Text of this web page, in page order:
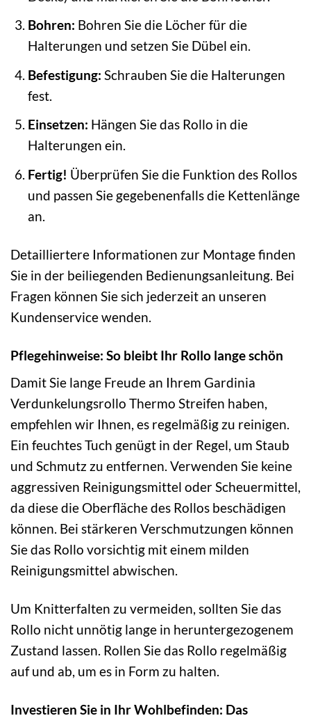
Bohren: Bohren Sie die Löcher für die
Halterungen und setzen Sie Dübel ein.
Befestigung: Schrauben Sie die Halterungen
fest.
Einsetzen: Hängen Sie das Rollo in die
Halterungen ein.
Fertig! Überprüfen Sie die Funktion des Rollos
und passen Sie gegebenenfalls die Kettenlänge
an.
Detailliertere Informationen zur Montage finden
Sie in der beiliegenden Bedienungsanleitung. Bei
Fragen können Sie sich jederzeit an unseren
Kundenservice wenden.
Pflegehinweise: So bleibt Ihr Rollo lange schön
Damit Sie lange Freude an Ihrem Gardinia
Verdunkelungsrollo Thermo Streifen haben,
empfehlen wir Ihnen, es regelmäßig zu reinigen.
Ein feuchtes Tuch genügt in der Regel, um Staub
und Schmutz zu entfernen. Verwenden Sie keine
aggressiven Reinigungsmittel oder Scheuermittel,
da diese die Oberfläche des Rollos beschädigen
können. Bei stärkeren Verschmutzungen können
Sie das Rollo vorsichtig mit einem milden
Reinigungsmittel abwischen.
Um Knitterfalten zu vermeiden, sollten Sie das
Rollo nicht unnötig lange in heruntergezogenem
Zustand lassen. Rollen Sie das Rollo regelmäßig
auf und ab, um es in Form zu halten.
Investieren Sie in Ihr Wohlbefinden: Das